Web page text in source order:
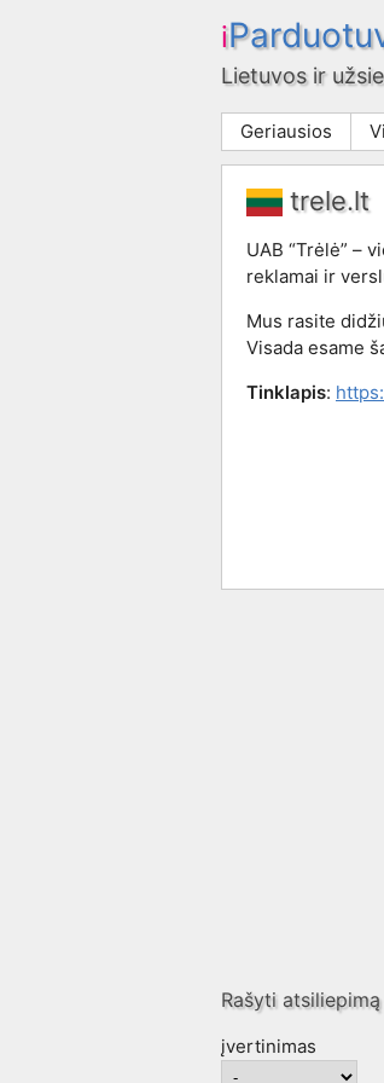
i
Lietuvos ir
Geriausios
trele.lt
UAB “Trėlė” –
reklamai ir
Mus rasite
Visada esame
Tinklapis:
Rašyti atsiliepimą
įvertinimas